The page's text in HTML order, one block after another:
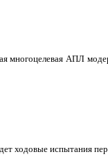
многоцелевая АПЛ
ходовые испытания